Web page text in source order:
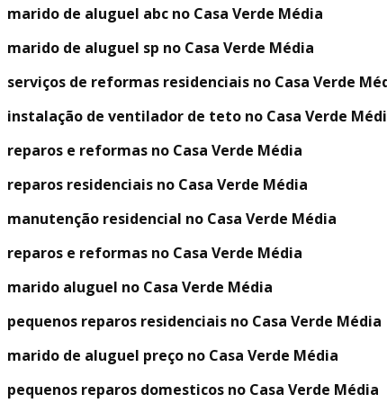
marido de aluguel abc no Casa Verde Média
marido de aluguel sp no Casa Verde Média
serviços de reformas residenciais no Casa Verde
instalação de ventilador de teto no Casa Verde
reparos e reformas no Casa Verde Média
reparos residenciais no Casa Verde Média
manutenção residencial no Casa Verde Média
reparos e reformas no Casa Verde Média
marido aluguel no Casa Verde Média
pequenos reparos residenciais no Casa Verde Média
marido de aluguel preço no Casa Verde Média
pequenos reparos domesticos no Casa Verde Média